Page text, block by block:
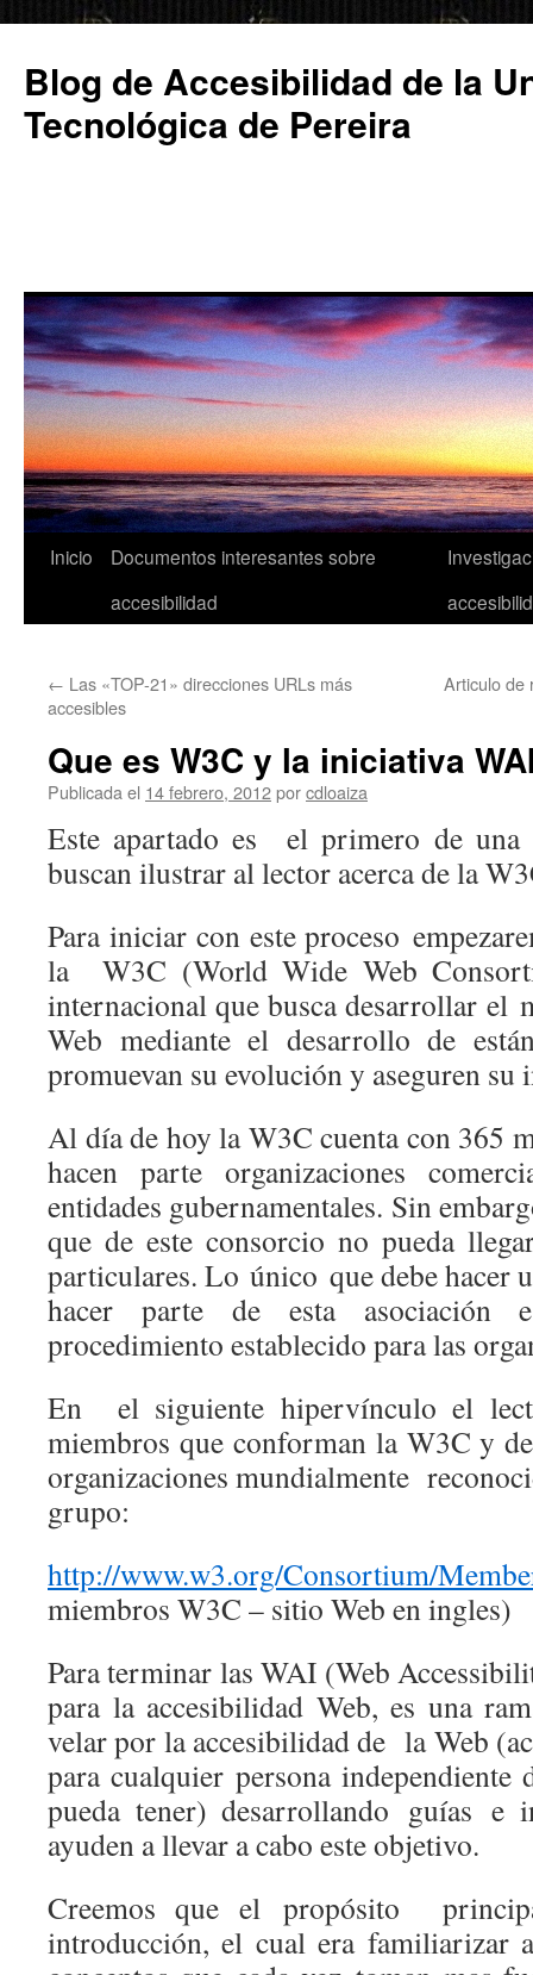
contenido
Blog de Accesibilidad de la
Tecnológica de Pereira
Inicio
Documentos interesantes sobre
accesibilidad
← Las «TOP-21» direcciones URLs más
accesibles
Articulo de
Que es W3C y la iniciativa
Publicada el 14 febrero, 2012porcdloaiza
Este apartado es el primero de una
buscan ilustrar al lector acerca de la
Para iniciar con este proceso
la W3C (World Wide Web
internacional que busca desarrollar el
Web mediante el desarrollo de
promuevan su evolución y aseguren
Al día de hoy la W3C cuenta con 365
hacen parte organizaciones
entidades gubernamentales. Sin
que de este consorcio no pueda
particulares. Lo único que debe hacer
hacer parte de esta asociación
procedimiento establecido para las
En el siguiente hipervínculo el
miembros que conforman la W3C y
organizaciones mundialmente
grupo:
http://www.w3.org/Consortium/
miembros W3C – sitio Web en ingles)
Para terminar las WAI (Web
para la accesibilidad Web, es una
velar por la accesibilidad de la Web
para cualquier persona independiente
pueda tener) desarrollando guías e
ayuden a llevar a cabo este objetivo.
Creemos que el propósito
introducción, el cual era familiarizar